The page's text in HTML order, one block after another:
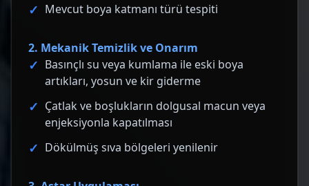
Mevcut boya katmanı türü tespiti
2. Mekanik Temizlik ve Onarım
Basınçlı su veya kumlama ile eski boya
artıkları, yosun ve kir giderme
Çatlak ve boşlukların dolgusal macun veya
enjeksiyonla kapatılması
Dökülmüş sıva bölgeleri yenilenir